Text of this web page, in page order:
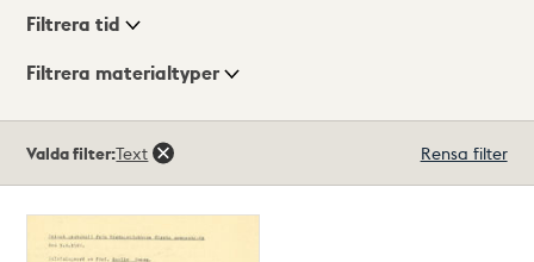
Visningsläge
Filtrera tid
Filtrera materialtyper
träffar
Valda filter:Text Rensa filter